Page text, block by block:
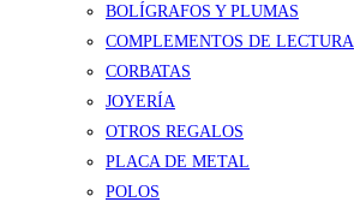
BOLÍGRAFOS Y PLUMAS
COMPLEMENTOS DE LECTURA
CORBATAS
JOYERÍA
OTROS REGALOS
PLACA DE METAL
POLOS